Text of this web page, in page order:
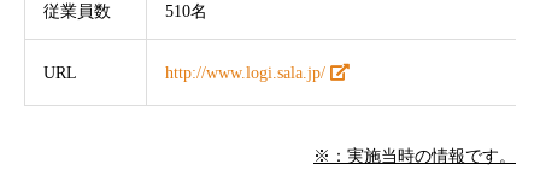
従業員数 510名
URL http://www.logi.sala.jp/
※：実施当時の情報です。